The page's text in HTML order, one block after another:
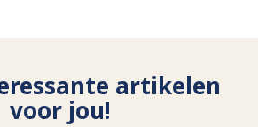
artikelen
voor jou!